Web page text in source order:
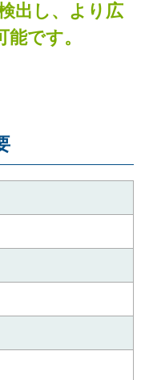
出し、より広
です。